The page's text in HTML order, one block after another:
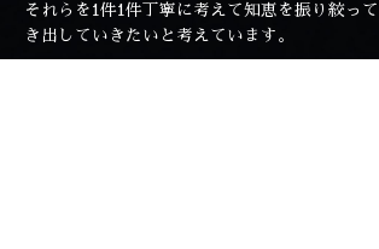
それらを1件1件丁寧に考えて知恵を振り絞っ
き出していきたいと考えています。